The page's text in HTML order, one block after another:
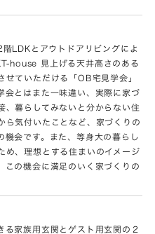
LDKとアウトドアリビングによ
house 見上げる天井高さのある
せていただける「OB宅見学会」
会とはまた一味違い、実際に家づ
、暮らしてみないと分からない住
ら気付いたことなど、家づくりの
機会です。また、等身大の暮らし
め、理想とする住まいのイメージ
この機会に満足のいく家づくりの
家族用玄関とゲスト用玄関の２